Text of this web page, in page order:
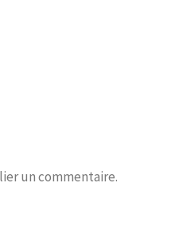
un commentaire.